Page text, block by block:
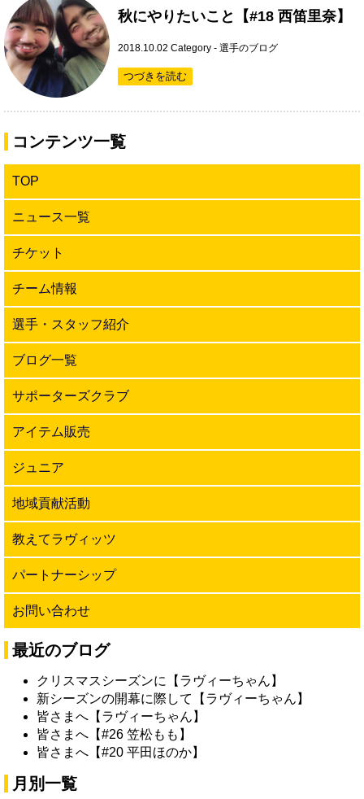
秋にやりたいこと【#18 西笛里奈】
2018.10.02 Category - 選手のブログ
つづきを読む
コンテンツ一覧
TOP
ニュース一覧
チケット
チーム情報
選手・スタッフ紹介
ブログ一覧
サポーターズクラブ
アイテム販売
ジュニア
地域貢献活動
教えてラヴィッツ
パートナーシップ
お問い合わせ
最近のブログ
クリスマスシーズンに【ラヴィーちゃん】
新シーズンの開幕に際して【ラヴィーちゃん】
皆さまへ【ラヴィーちゃん】
皆さまへ【#26 笠松もも】
皆さまへ【#20 平田ほのか】
月別一覧